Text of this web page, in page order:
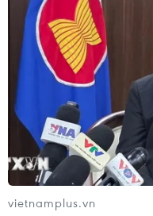
vietnamplus.vn